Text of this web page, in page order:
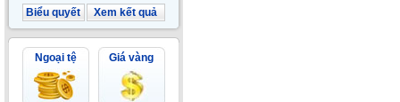
Biểu quyết
Xem kết quả
Ngoại tệ Giá vàng